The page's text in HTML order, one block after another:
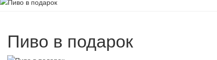
Пиво в подарок